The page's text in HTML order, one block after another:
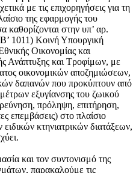
με τις επιχορηγήσεις για τη
της εφαρμογής του
καθορίζονται στην υπ’ αρ.
1011) Κοινή Υπουργική
Οικονομίας και
Ανάπτυξης και Τροφίμων, με
οικονομικών αποζημιώσεων,
δαπανών που προκύπτουν από
εξυγίανσης του ζωικού
πρόληψη, επιτήρηση,
επεμβάσεις) στο πλαίσιο
κτηνιατρικών διατάξεων,
και τον συντονισμό της
παρακαλούμε τις